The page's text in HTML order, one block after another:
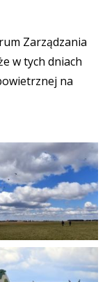
Zarządzania
w tych dniach
na